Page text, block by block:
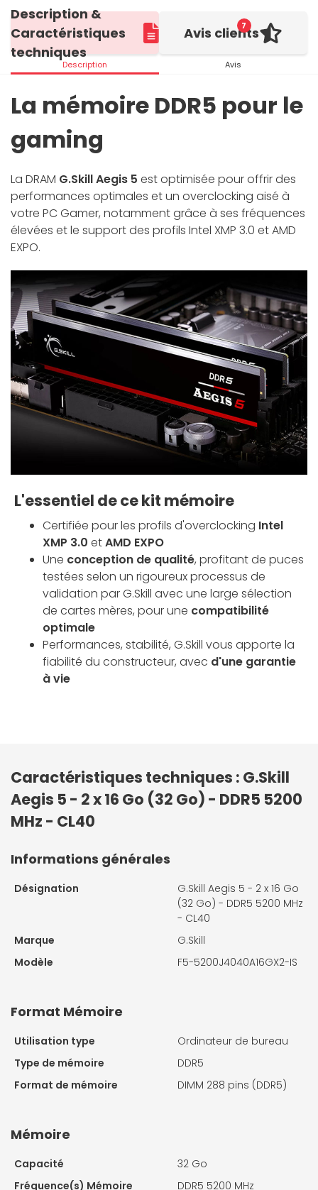
Description &
Caractéristiques
techniques
Description
7
Avis clients
Avis
La mémoire DDR5 pour le
gaming
La DRAM G.Skill Aegis 5 est optimisée pour offrir des
performances optimales et un overclocking aisé à
votre PC Gamer, notamment grâce à ses fréquences
élevées et le support des profils Intel XMP 3.0 et AMD
EXPO.
L'essentiel de ce kit mémoire
Certifiée pour les profils d'overclocking Intel
XMP 3.0 etAMD EXPO
Une conception de qualité, profitant de puces
testées selon un rigoureux processus de
validation par G.Skill avec une large sélection
de cartes mères, pour une compatibilité
optimale
Performances, stabilité, G.Skill vous apporte la
fiabilité du constructeur, avec d'une garantie
à vie
Caractéristiques techniques : G.Skill
Aegis 5 - 2 x 16 Go (32 Go) - DDR5 5200
MHz - CL40
Informations générales
Désignation
G.Skill Aegis 5 - 2 x 16 Go
(32 Go) - DDR5 5200 MHz
- CL40
Marque
G.Skill
Modèle
F5-5200J4040A16GX2-IS
Format Mémoire
Utilisation type
Ordinateur de bureau
Type de mémoire
DDR5
Format de mémoire
DIMM 288 pins (DDR5)
Mémoire
Capacité
32 Go
Fréquence(s) Mémoire
DDR5 5200 MHz